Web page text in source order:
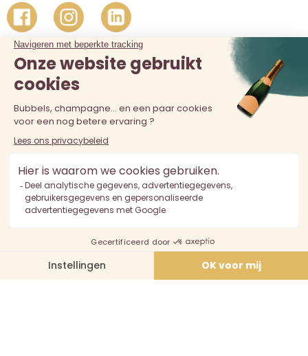
De verkoop van alcohol aan personen jonger dan 18 jaar is
verboden. Alcoholmisbruik is schadelijk voor de gezondheid.